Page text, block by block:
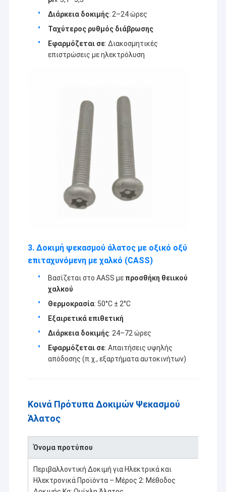
Βίδες απόκλισης ανοξείδωτου
Εκκεντρική βίδα ρύθμισης
Ηλεκτρικές βίδες μετρητών
Συμπιεζόμενη δί ελατηρίου βίδα
Διευθυνμένος κρύο σύνδεσμος
Πρόσθετες μακριές βίδες μηχανών
Αντι χαλαρώνοντας βίδα
Μη τυποποιημένος σύνδεσμος
Καρφίτσα άξονων κίνησης
CNC τόρνος που επεξεργάζεται τα μέρη στη μηχανή
Μπουλόνια πλημνών ροδών
Διάρκεια δοκιμής: 2–24 ώρες
Ταχύτερος ρυθμός διάβρωσης
Εφαρμόζεται σε: Διακοσμητικές
επιστρώσεις με ηλεκτρόλυση
3. Δοκιμή ψεκασμού άλατος με οξικό οξύ
επιταχυνόμενη με χαλκό (CASS)
Βασίζεται στο AASS με προσθήκη θειικού
χαλκού
Θερμοκρασία: 50°C ± 2°C
Εξαιρετικά επιθετική
Διάρκεια δοκιμής: 24–72 ώρες
Εφαρμόζεται σε: Απαιτήσεις υψηλής
απόδοσης (π.χ., εξαρτήματα αυτοκινήτων)
Κοινά Πρότυπα Δοκιμών Ψεκασμού
Άλατος
Όνομα προτύπου
Περιβαλλοντική Δοκιμή για Ηλεκτρικά και
Ηλεκτρονικά Προϊόντα – Μέρος 2: Μέθοδος
γίνει ο ειλικρινής συνεργάτης σας! wechat: +8613423026460